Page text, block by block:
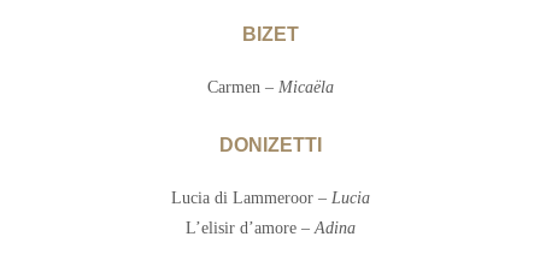
BIZET
Carmen – Micaëla
DONIZETTI
Lucia di Lammeroor – Lucia
L’elisir d’amore –Adina